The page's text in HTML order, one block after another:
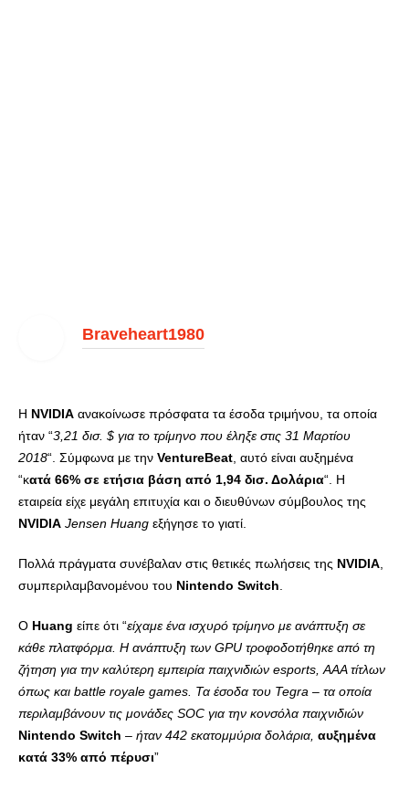
Braveheart1980
Η NVIDIA ανακοίνωσε πρόσφατα τα έσοδα τριμήνου, τα οποία
ήταν “3,21 δισ. $ για το τρίμηνο που έληξε στις 31 Μαρτίου
2018“. Σύμφωνα με την VentureBeat , αυτό είναι αυξημένα
“κατά 66% σε ετήσια βάση από 1,94 δισ. Δολάρια“. Η
εταιρεία είχε μεγάλη επιτυχία και ο διευθύνων σύμβουλος της
NVIDIA Jensen Huang εξήγησε το γιατί.
Πολλά πράγματα συνέβαλαν στις θετικές πωλήσεις της NVIDIA
συμπεριλαμβανομένου του Nintendo Switch
Ο Huang είπε ότι “είχαμε ένα ισχυρό τρίμηνο με ανάπτυξη σε
κάθε πλατφόρμα. Η ανάπτυξη των GPU τροφοδοτήθηκε από τη
ζήτηση για την καλύτερη εμπειρία παιχνιδιών esports, ΑΑΑ τίτλων
όπως και battle royale games. Τα έσοδα του Tegra – τα οποία
περιλαμβάνουν τις μονάδες SOC για την κονσόλα παιχνιδιών
Nintendo Switch – ήταν 442 εκατομμύρια δολάρια, αυξημένα
κατά 33% από πέρυσι”